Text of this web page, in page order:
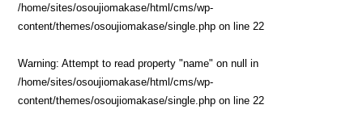
/home/sites/osoujiomakase/html/cms/wp-
content/themes/osoujiomakase/single.php on line 22
Warning: Attempt to read property "name" on null in
/home/sites/osoujiomakase/html/cms/wp-
content/themes/osoujiomakase/single.php on line 22